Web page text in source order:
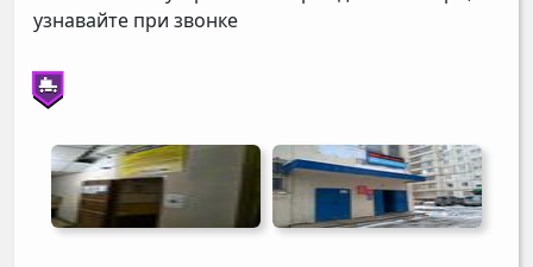
узнавайте при звонке